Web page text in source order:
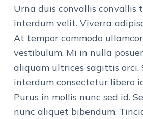
Urna duis convallis convallis
interdum velit. Viverra
At tempor commodo
vestibulum. Mi in nulla
aliquam ultrices sagittis orci.
interdum consectetur libero
Purus in mollis nunc sed id.
nunc aliquet bibendum.